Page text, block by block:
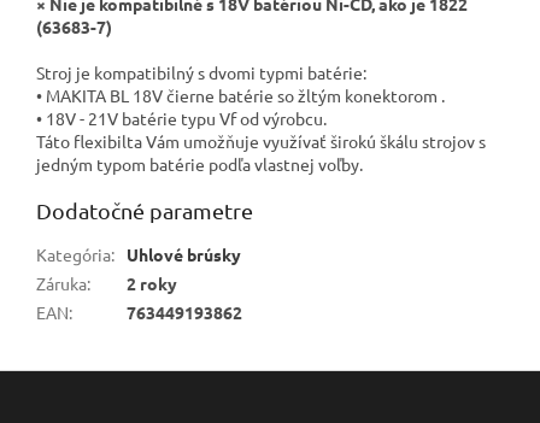
(63683-7)
Stroj je kompatibilný s dvomi typmi batérie:
• MAKITA BL 18V čierne batérie so žltým konektorom .
• 18V - 21V batérie typu Vf od výrobcu.
Táto flexibilta Vám umožňuje využívať širokú škálu strojov s
jedným typom batérie podľa vlastnej voľby.
Dodatočné parametre
Kategória:
Uhlové brúsky
Záruka:
2 roky
EAN: 763449193862
Z